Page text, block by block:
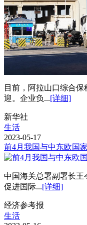
目前，阿拉山口综合
迎。企业负...[详细]
新华社
生活
2023-05-17
前4月我国与中东欧国
中国海关总署副署长王
促进国际...[详细]
经济参考报
生活